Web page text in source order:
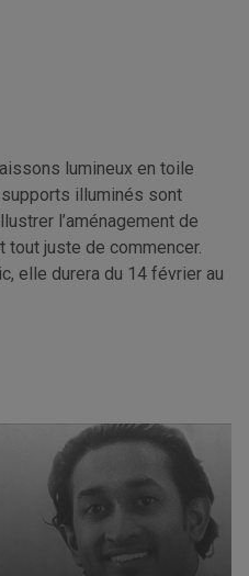
lumineux en toile
illuminés sont
l’aménagement de
juste de commencer.
elle durera du 14 février au